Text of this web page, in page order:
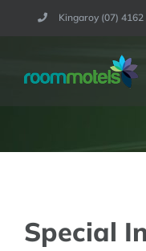
Kingaroy (07) 4162
Special